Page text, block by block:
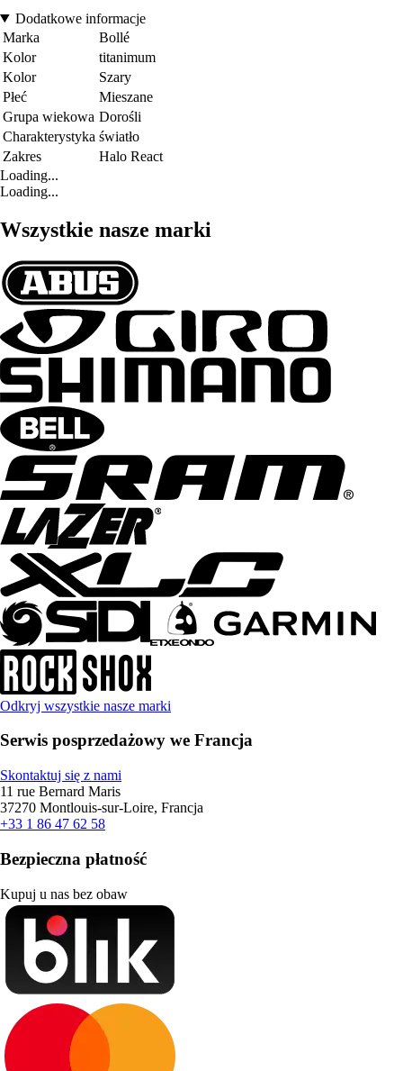
Dodatkowe informacje
Marka
Bollé
Kolor
titanimum
Kolor
Szary
Płeć
Mieszane
Grupa wiekowa Dorośli
Charakterystyka światło
Zakres
Halo React
Loading...
Loading...
Wszystkie nasze marki
Odkryj wszystkie nasze marki
Serwis posprzedażowy we Francja
Skontaktuj się z nami
11 rue Bernard Maris
37270 Montlouis-sur-Loire, Francja
+33 1 86 47 62 58
Bezpieczna płatność
Kupuj u nas bez obaw